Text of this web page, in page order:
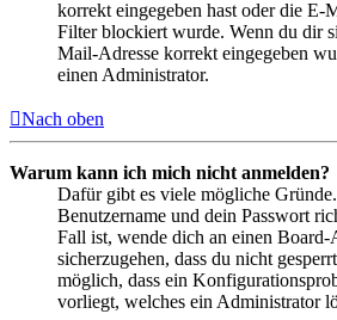
korrekt eingegeben hast oder die E-
Filter blockiert wurde. Wenn du dir
Mail-Adresse korrekt eingegeben
einen Administrator.
Nach oben
Warum kann ich mich nicht anmelden?
Dafür gibt es viele mögliche
Benutzername und dein Passwort
Fall ist, wende dich an einen
sicherzugehen, dass du nicht
möglich, dass ein
vorliegt, welches ein Administrator